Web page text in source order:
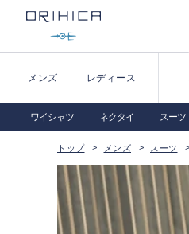
メンズ レディース
ワイシャツ ネクタイ スーツ
トップ メンズ スーツ